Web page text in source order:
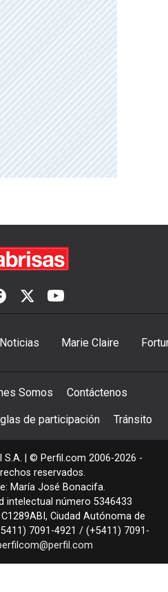
Noticias Marie Claire
Somos Contáctenos
de participación Tránsito
S.A. | © Perfil.com 2006-2026 -
reservados.
María José Bonacifa.
intelectual número 5346433
C1289ABI , Ciudad Autónoma de
7091-4921 / (+5411) 7091-